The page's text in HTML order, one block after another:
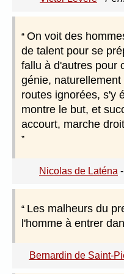
On voit des
de talent pour se
fallu à d'autres pour
génie,
routes ignorées, s'y
montre le but, et
accourt, marche
Nicolas de Laténa -
Les malheurs du
l'homme à entrer
Bernardin de Saint-